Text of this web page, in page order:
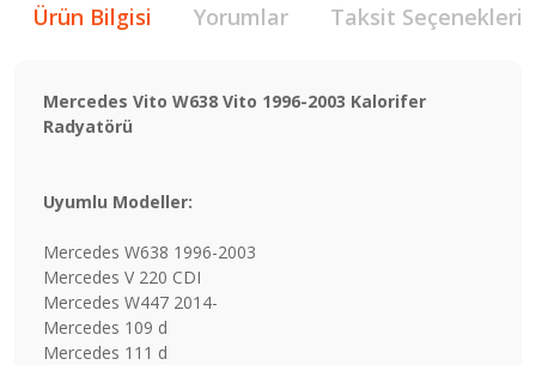
Ürün Bilgisi Yorumlar Taksit Seçenekleri
Mercedes Vito W638 Vito 1996-2003 Kalorifer
Radyatörü
Uyumlu Modeller:
Mercedes W638 1996-2003
Mercedes V 220 CDI
Mercedes W447 2014-
Mercedes 109 d
Mercedes 111 d